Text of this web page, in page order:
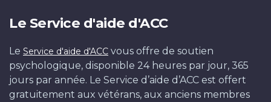
Le Service d'aide d'ACC
Le Service d'aide d'ACC vous offre de soutien
psychologique, disponible 24 heures par jour, 365
jours par année. Le Service d’aide d’ACC est offert
gratuitement aux vétérans, aux anciens membres